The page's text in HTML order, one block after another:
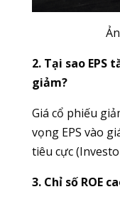
2. Tại sao EPS
giảm?
Giá cổ phiếu
vọng EPS vào
tiêu cực
3. Chỉ số ROE